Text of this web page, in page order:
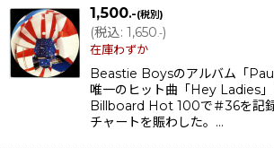
1,500.-(税別)
(税込: 1,650.-)
在庫わずか
Beastie Boysのアルバム「
唯一のヒット曲「Hey Ladies」
Billboard Hot 100で＃36を記
チャートを賑わした。…